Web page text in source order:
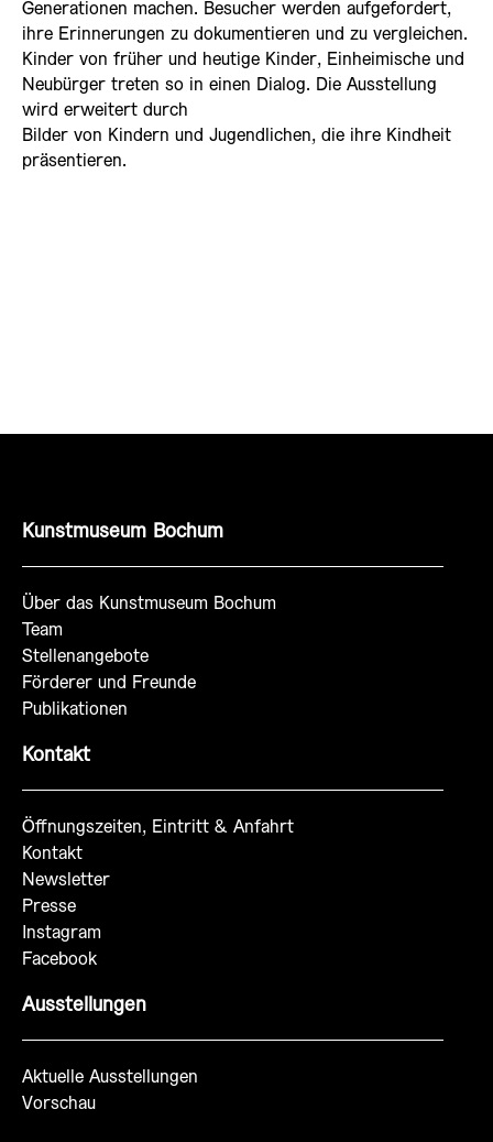
Generationen machen. Besucher werden aufgefordert,
ihre Erinnerungen zu dokumentieren und zu vergleichen.
Kinder von früher und heutige Kinder, Einheimische und
Neubürger treten so in einen Dialog. Die Ausstellung
wird erweitert durch
Bilder von Kindern und Jugendlichen, die ihre Kindheit
präsentieren.
Kunstmuseum Bochum
Über das Kunstmuseum Bochum
Team
Stellenangebote
Förderer und Freunde
Publikationen
Kontakt
Öffnungszeiten, Eintritt & Anfahrt
Kontakt
Newsletter
Presse
Instagram
Facebook
Ausstellungen
Aktuelle Ausstellungen
Vorschau